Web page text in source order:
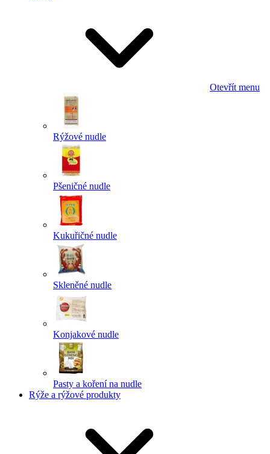
Otevřít menu
Rýžové nudle
Pšeničné nudle
Kukuřičné nudle
Skleněné nudle
Konjakové nudle
Pasty a koření na nudle
Rýže a rýžové produkty